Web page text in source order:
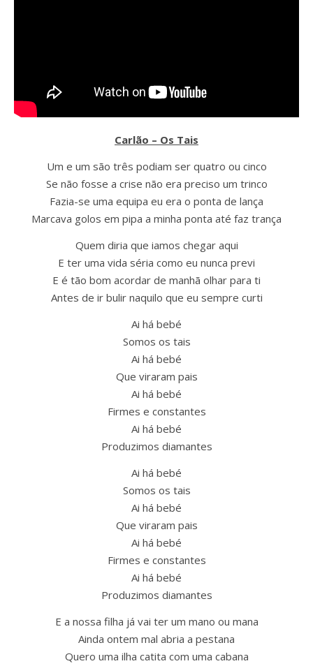
Carlão – Os Tais
Um e um são três podiam ser quatro ou cinco
Se não fosse a crise não era preciso um trinco
Fazia-se uma equipa eu era o ponta de lança
Marcava golos em pipa a minha ponta até faz trança
Quem diria que iamos chegar aqui
E ter uma vida séria como eu nunca previ
E é tão bom acordar de manhã olhar para ti
Antes de ir bulir naquilo que eu sempre curti
Ai há bebé
Somos os tais
Ai há bebé
Que viraram pais
Ai há bebé
Firmes e constantes
Ai há bebé
Produzimos diamantes
Ai há bebé
Somos os tais
Ai há bebé
Que viraram pais
Ai há bebé
Firmes e constantes
Ai há bebé
Produzimos diamantes
E a nossa filha já vai ter um mano ou mana
Ainda ontem mal abria a pestana
Quero uma ilha catita com uma cabana